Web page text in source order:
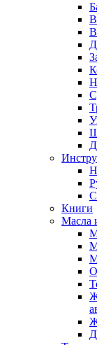
Книги
Масла